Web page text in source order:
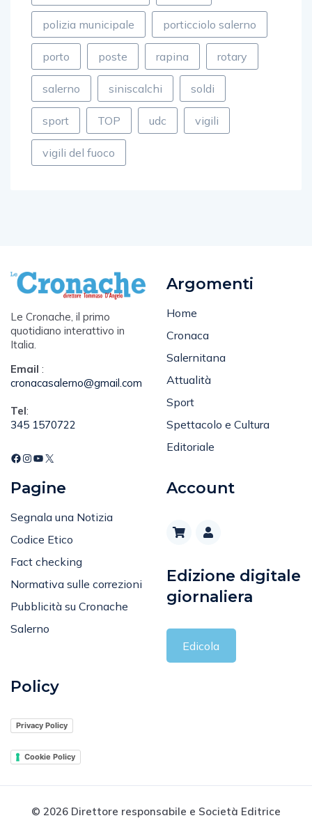
polizia municipale porticciolo salerno
porto poste rapina rotary
salerno siniscalchi soldi
sport TOP udc vigili
vigili del fuoco
Le Cronache, il primo
quotidiano interattivo in
Italia.
Email :
cronacasalerno@gmail.com
Tel:
345 1570722
Argomenti
Home
Cronaca
Salernitana
Attualità
Sport
Spettacolo e Cultura
Editoriale
Pagine
Segnala una Notizia
Codice Etico
Fact checking
Normativa sulle correzioni
Pubblicità su Cronache
Salerno
Account
Edizione digitale
giornaliera
Edicola
Policy
Privacy Policy
Cookie Policy
© 2026 Direttore responsabile e Società Editrice